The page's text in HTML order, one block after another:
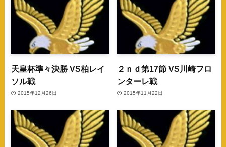
天皇杯準々決勝 VS柏レイ
ソル戦
2015年12月26日
２ｎｄ第17節 VS川崎フロ
ンターレ戦
2015年11月22日